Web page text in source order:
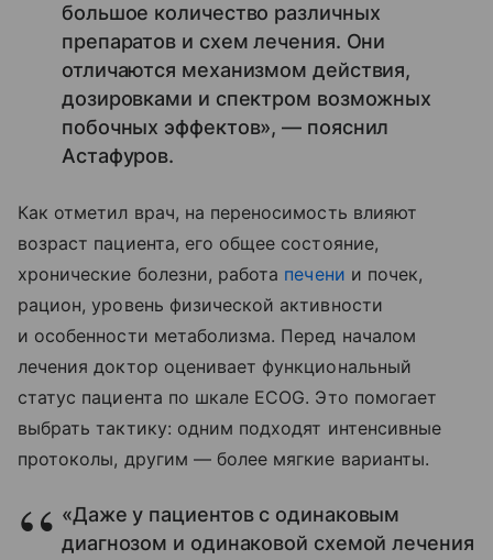
большое количество различных
препаратов и схем лечения. Они
отличаются механизмом действия,
дозировками и спектром возможных
побочных эффектов», — пояснил
Астафуров.
Как отметил врач, на переносимость влияют
возраст пациента, его общее состояние,
хронические болезни, работа печени и почек,
рацион, уровень физической активности
и особенности метаболизма. Перед началом
лечения доктор оценивает функциональный
статус пациента по шкале ECOG. Это помогает
выбрать тактику: одним подходят интенсивные
протоколы, другим — более мягкие варианты.
«Даже у пациентов с одинаковым
диагнозом и одинаковой схемой лечения